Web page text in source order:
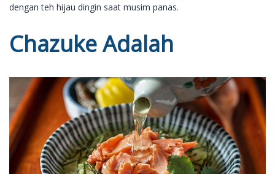
dengan teh hijau dingin saat musim panas.
Chazuke Adalah